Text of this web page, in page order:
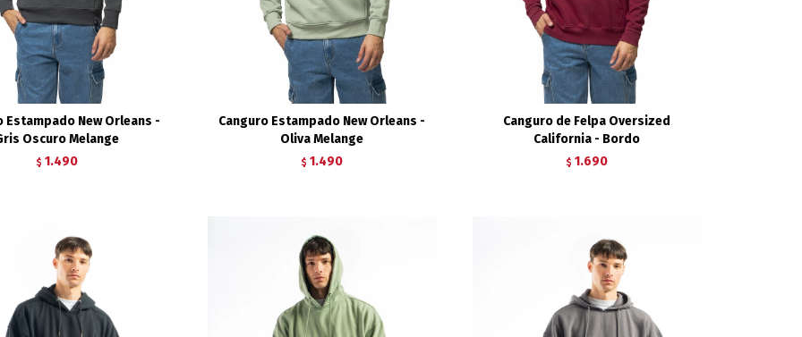
Estampado New Orleans -
Oscuro Melange
$ 1.490
Canguro Estampado New Orleans -
Oliva Melange
$ 1.490
Canguro de Felpa Oversized
California - Bordo
$ 1.690